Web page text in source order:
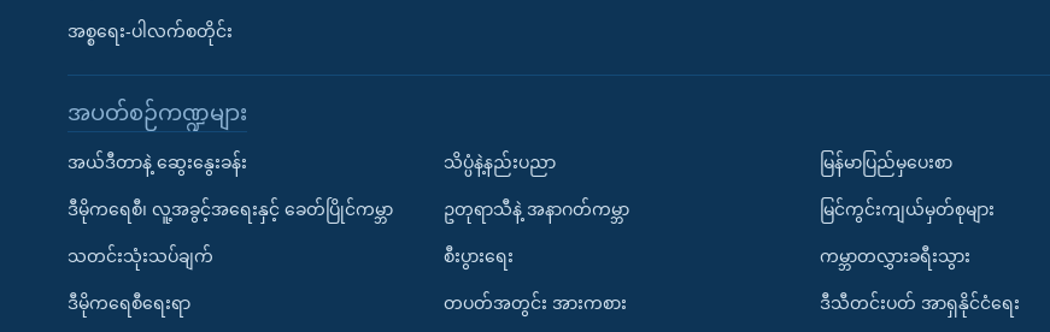
အစ္စရေး-ပါလက်စတိုင်း
အပတ်စဉ်ကဏ္ဍများ
အယ်ဒီတာနဲ့ ဆွေးနွေးခန်း
ဒီမိုကရေစီ၊ လူ့အခွင့်အရေးနှင့် ခေတ်ပြိုင်ကမ္ဘာ
သတင်းသုံးသပ်ချက်
ဒီမိုကရေစီရေးရာ
သိပ္ပံနဲ့နည်းပညာ
ဥတုရာသီနဲ့ အနာဂတ်ကမ္ဘာ
စီးပွားရေး
တပတ်အတွင်း အားကစား
မြန်မာပြည်မှပေးစာ
မြင်ကွင်းကျယ်မှတ်စုများ
ကမ္ဘာတလွှားခရီးသွား
ဒီသီတင်းပတ် အာရှနိုင်ငံရေး